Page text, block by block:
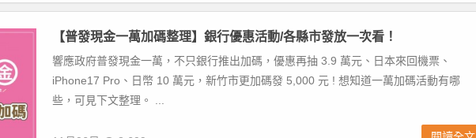
【普發現金一萬加碼整理】銀行優惠活動/各縣市發放一次看！
響應政府普發現金一萬，不只銀行推出加碼，優惠再抽 3.9 萬元、日本來回機票、
iPhone17 Pro、日幣 10 萬元，新竹市更加碼發 5,000 元 ! 想知道一萬加碼活動有哪
些，可見下文整理。 ...